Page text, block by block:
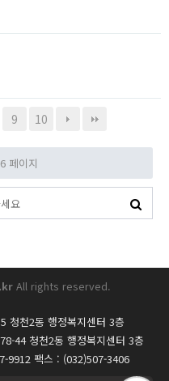
9 10
6 페이지
All rights reserved.
청천2동 행정복지센터 3층
44 청천2동 행정복지센터 3층
9912 팩스 : (032)507-3406